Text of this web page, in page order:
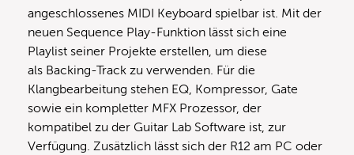
angeschlossenes MIDI Keyboard spielbar ist. Mit der
neuen Sequence Play-Funktion lässt sich eine
Playlist seiner Projekte erstellen, um diese
als Backing-Track zu verwenden. Für die
Klangbearbeitung stehen EQ, Kompressor, Gate
sowie ein kompletter MFX Prozessor, der
kompatibel zu der Guitar Lab Software ist, zur
Verfügung. Zusätzlich lässt sich der R12 am PC oder